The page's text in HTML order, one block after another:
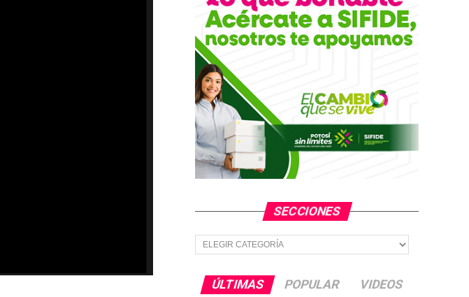
SECCIONES
Secciones
ÚLTIMAS POPULAR VIDEOS